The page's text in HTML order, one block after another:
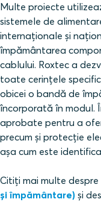
Multe proiecte
sistemele de
internaționale și
împământarea
cablului. Roxtec a
toate cerințele
obicei o bandă de
încorporată în modul.
aprobate pentru a
precum și protecție
așa cum este
Citiți mai multe despre
și împământare) și